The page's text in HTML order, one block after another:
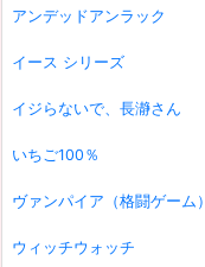
アンデッドアンラック
イース シリーズ
イジらないで、長瀞さん
いちご100％
ヴァンパイア（格闘ゲーム）
ウィッチウォッチ